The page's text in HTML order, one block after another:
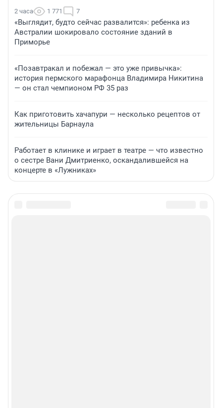
2 часа 1 771 7
«Выглядит, будто сейчас развалится»: ребенка из
Австралии шокировало состояние зданий в
Приморье
«Позавтракал и побежал — это уже привычка»:
история пермского марафонца Владимира Никитина
— он стал чемпионом РФ 35 раз
Как приготовить хачапури — несколько рецептов от
жительницы Барнаула
Работает в клинике и играет в театре — что известно
о сестре Вани Дмитриенко, оскандалившейся на
концерте в «Лужниках»